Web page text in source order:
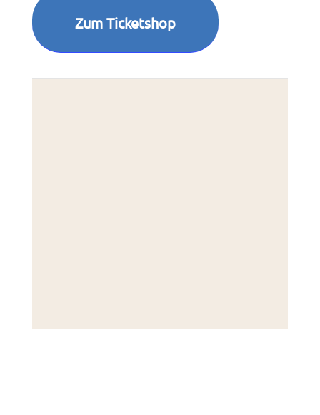
Zum Ticketshop